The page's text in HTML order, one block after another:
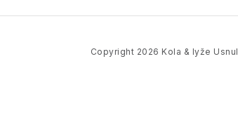
Copyright 2026 Kola & lyže Usnul